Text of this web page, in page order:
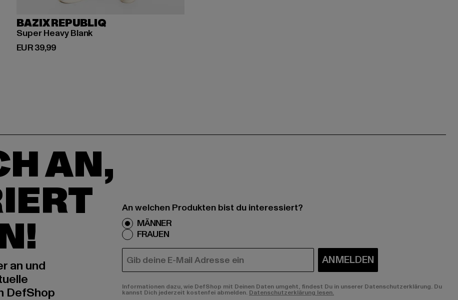
BAZIX REPUBLIQ
Super Heavy Blank
EUR 39,99
Derzeitiger Preis: EUR 39,99
AN,
an und
DefShop
An welchen Produkten bist du interessiert?
MÄNNER
FRAUEN
E-MAIL ANMELDEN
Informationen dazu, wie DefShop mit Deinen Daten umgeht, findest Du in unserer Datenschutzerklärung. Du
kannst Dich jederzeit kostenfei abmelden. Datenschutzerklärung lesen.